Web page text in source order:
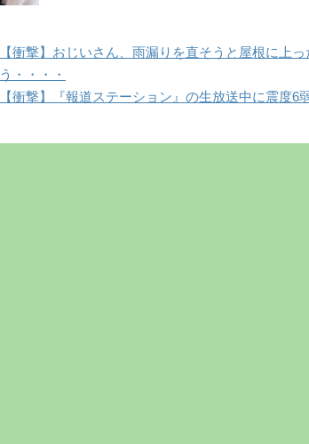
【衝撃】おじいさん、雨漏りを直そうと屋根に上
う・・・・
【衝撃】『報道ステーション』の生放送中に震度6